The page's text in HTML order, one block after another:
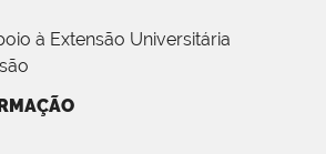
à Extensão Universitária